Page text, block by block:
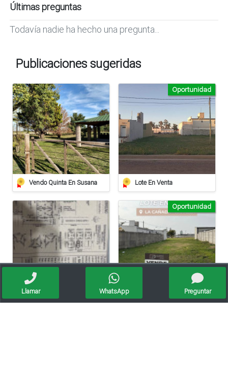
Últimas preguntas
Todavía nadie ha hecho una pregunta...
Publicaciones sugeridas
Vendo Quinta En Susana Lote En Venta
Oportunidad
Terreno De 937 M2 En Roca Lote En Venta // La Cañada
Oportunidad
Llamar WhatsApp Preguntar